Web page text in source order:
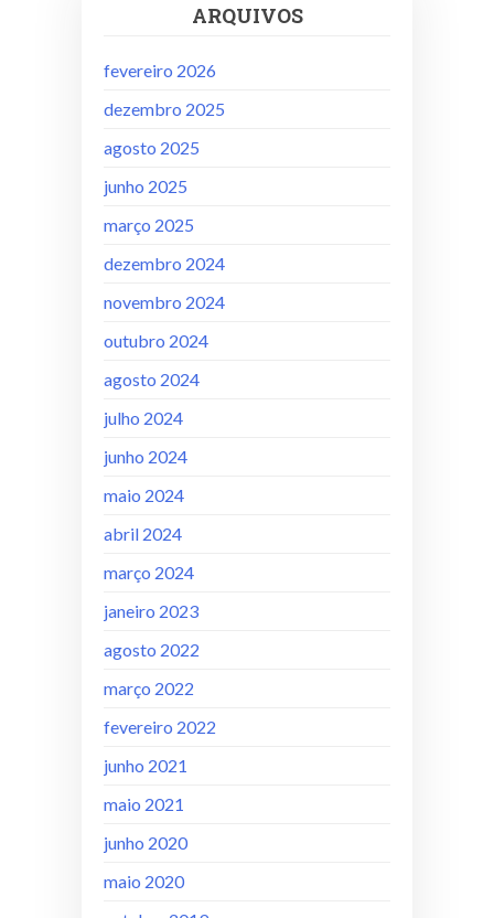
ARQUIVOS
fevereiro 2026
dezembro 2025
agosto 2025
junho 2025
março 2025
dezembro 2024
novembro 2024
outubro 2024
agosto 2024
julho 2024
junho 2024
maio 2024
abril 2024
março 2024
janeiro 2023
agosto 2022
março 2022
fevereiro 2022
junho 2021
maio 2021
junho 2020
maio 2020